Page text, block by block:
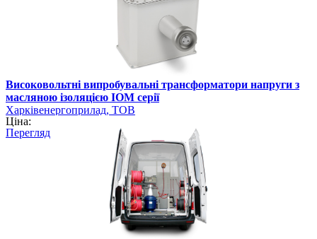
Високовольтні випробувальні трансформатори напруги з
масляною ізоляцією IOM серії
Харківенергоприлад, ТОВ
Ціна:
Перегляд